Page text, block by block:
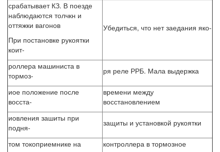
срабатывает КЗ. В поезде
наблюдаются толчкн и
оттяжки вагонов
При постановке рукоятки
коит-
Убедиться, что нет заедания яко-
роллера машиниста в
тормоз-
ря реле РРБ. Мала выдержка
иое положение после
восста-
времени между
восстановлением
иовления зашиты при
подня-
защиты и установкой рукоятки
том токоприемнике на
контроллера в тормозное